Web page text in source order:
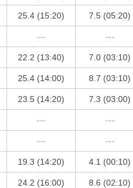
25.4 (15:20) 7.5 (05:20)
--- ---
22.2 (13:40) 7.0 (03:10)
25.4 (14:00) 8.7 (03:10)
23.5 (14:20) 7.3 (03:00)
--- ---
--- ---
19.3 (14:20) 4.1 (00:10)
24.2 (16:00) 8.6 (02:10)